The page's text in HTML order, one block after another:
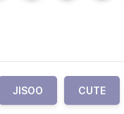
JISOO CUTE